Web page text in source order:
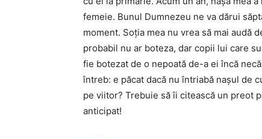
femeie. Bunul Dumnezeu ne va dărui
moment. Soția mea nu vrea să mai audă
probabil nu ar boteza, dar copii lui care
fie botezat de o nepoată de-a ei încă
întreb: e păcat dacă nu întriabă nașul de
pe viitor? Trebuie să îi citească un preot
anticipat!